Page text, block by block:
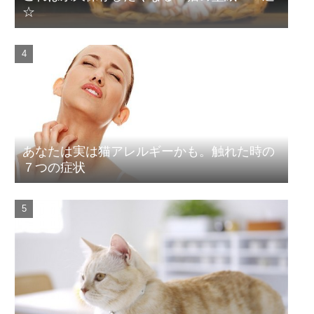
☆
あなたは実は猫アレルギーかも。触れた時の
７つの症状